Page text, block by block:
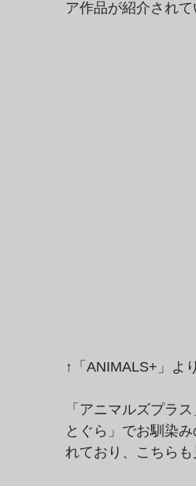
ア作品が紹介され
↑「ANIMALS+」よ
「アニマルズプラ
とぐら」でお馴染
れており、こちら